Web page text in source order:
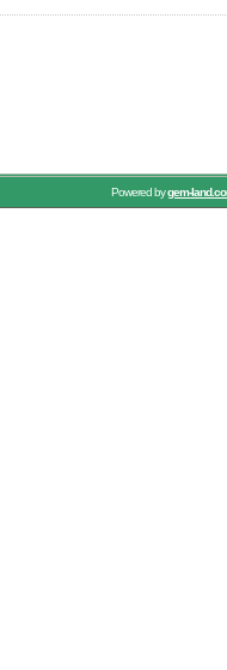
Powered bygem-